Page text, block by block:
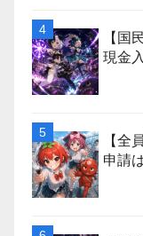
【国
現金
【全
申請